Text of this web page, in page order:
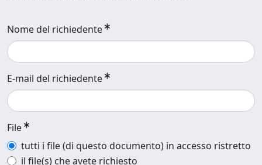
Nome del richiedente
E-mail del richiedente
File
tutti i file (di questo documento) in accesso ristretto
il file(s) che avete richiesto